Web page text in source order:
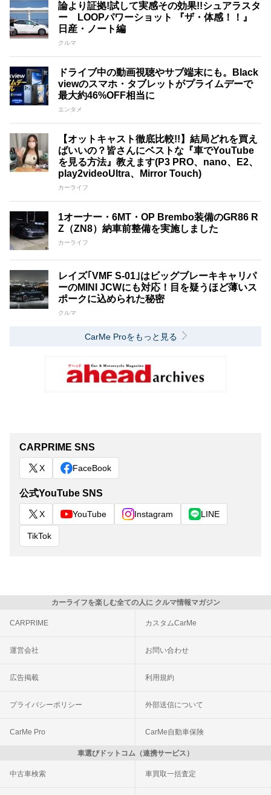
論より証拠!試して実感その効果!!シュアラスタ
ー LOOPパワーショット 『ザ・体感！！』
日産・ノート編
クルマ
ドライブ中の動画視聴やサブ端末にも。Black
viewのスマホ・タブレットがプライムデーで
最大約46%OFF相当に
エンタメ
【オットキャスト徹底比較!!】結局どれを買え
ばいいの？皆さんにベストな『車でYouTube
を見る方法』教えます(P3 PRO、nano、E2、
play2videoUltra、Mirror Touch)
カーライフ
1オーナー・6MT・OP Brembo装備のGR86 R
Z（ZN8）納車前整備を実施しました
カーライフ
レイズ｢VMF S-01｣はビッグブレーキキャリパ
ーのMINI JCWにも対応！目を疑うほど薄いス
ポークに込められた秘密
クルマ
CarMe Proをもっと見る
CARPRIME SNS
X FaceBook
公式YouTube SNS
X YouTube Instagram LINE
TikTok
カーライフを楽しむ全ての人に クルマ情報マガジン
CARPRIME カスタムCarMe
運営会社 お問い合わせ
広告掲載 利用規約
プライバシーポリシー 外部送信について
CarMe Pro CarMe自動車保険
車選びドットコム（連携サービス）
中古車検索 車買取一括査定